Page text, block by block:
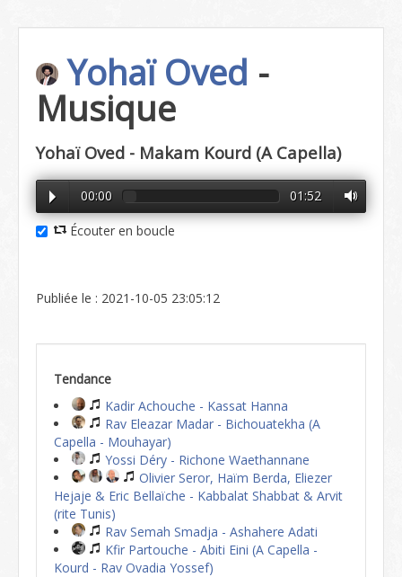
Yohaï Oved -
Musique
Yohaï Oved - Makam Kourd (A Capella)
00:00 01:52
Écouter en boucle
Publiée le : 2021-10-05 23:05:12
Tendance
Kadir Achouche - Kassat Hanna
Rav Eleazar Madar - Bichouatekha (A
Capella - Mouhayar)
Yossi Déry - Richone Waethannane
Olivier Seror, Haïm Berda, Eliezer
Hejaje & Eric Bellaïche - Kabbalat Shabbat & Arvit
(rite Tunis)
Rav Semah Smadja - Ashahere Adati
Kfir Partouche - Abiti Eini (A Capella -
Kourd - Rav Ovadia Yossef)